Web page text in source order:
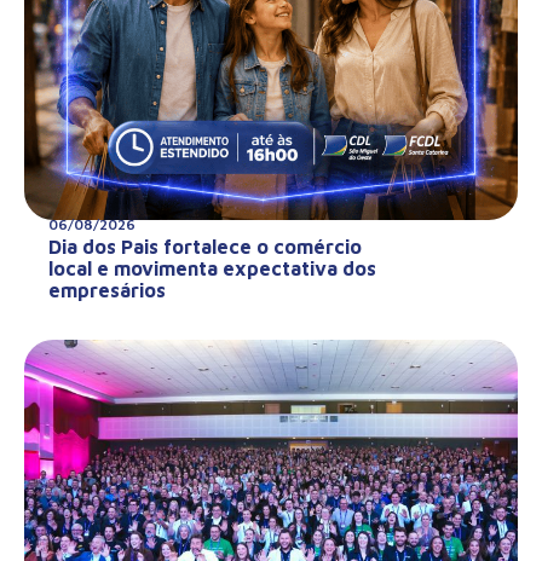
06/08/2026
Dia dos Pais fortalece o comércio
local e movimenta expectativa dos
empresários